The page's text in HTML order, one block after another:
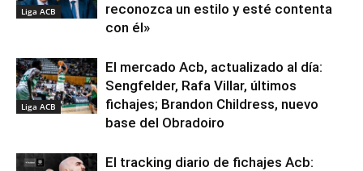
Liga ACB
reconozca un estilo y esté contenta
con él»
Liga ACB
El mercado Acb, actualizado al día:
Sengfelder, Rafa Villar, últimos
fichajes; Brandon Childress, nuevo
base del Obradoiro
El tracking diario de fichajes Acb: